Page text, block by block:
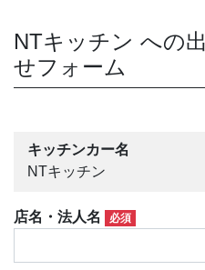
NTキッチン への
せフォーム
キッチンカー名
NTキッチン
店名・法人名 必須